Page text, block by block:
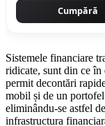
Cumpără
Sistemele financiare
ridicate, sunt din ce în
permit decontări
mobil și de un
eliminându-se astfel
infrastructura